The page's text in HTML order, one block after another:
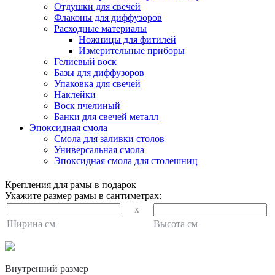
Отдушки для свечей
Флаконы для диффузоров
Расходные материалы
Ножницы для фитилей
Измерительные приборы
Гелиевый воск
Базы для диффузоров
Упаковка для свечей
Наклейки
Воск пчелиный
Банки для свечей металл
Эпоксидная смола
Смола для заливки столов
Универсальная смола
Эпоксидная смола для столешниц
Крепления для рамы в подарок
Укажите размер рамы в сантиметрах:
x
Ширина см
Высота см
Внутренний размер